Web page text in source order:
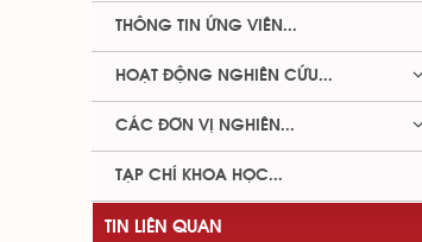
THÔNG TIN ỨNG VIÊN...
HOẠT ĐỘNG NGHIÊN CỨU...
CÁC ĐƠN VỊ NGHIÊN...
TẠP CHÍ KHOA HỌC...
TIN LIÊN QUAN